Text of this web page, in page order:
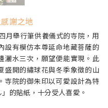
謝之地
月舉行筆供養儀式的寺院，用
設有模仿本尊延命地藏菩薩的
灑水三次，願望便能實現。此
盛開的繡球花與冬季象徵的山
寺院的御朱印以可愛設計為特
的貼紙，十分受人喜愛。